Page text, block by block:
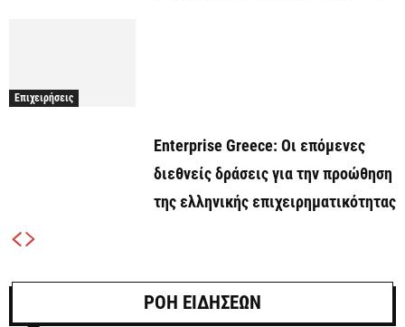
Επιχειρήσεις
Enterprise Greece: Οι επόμενες
διεθνείς δράσεις για την προώθηση
της ελληνικής επιχειρηματικότητας
ΡΟΗ ΕΙΔΗΣΕΩΝ